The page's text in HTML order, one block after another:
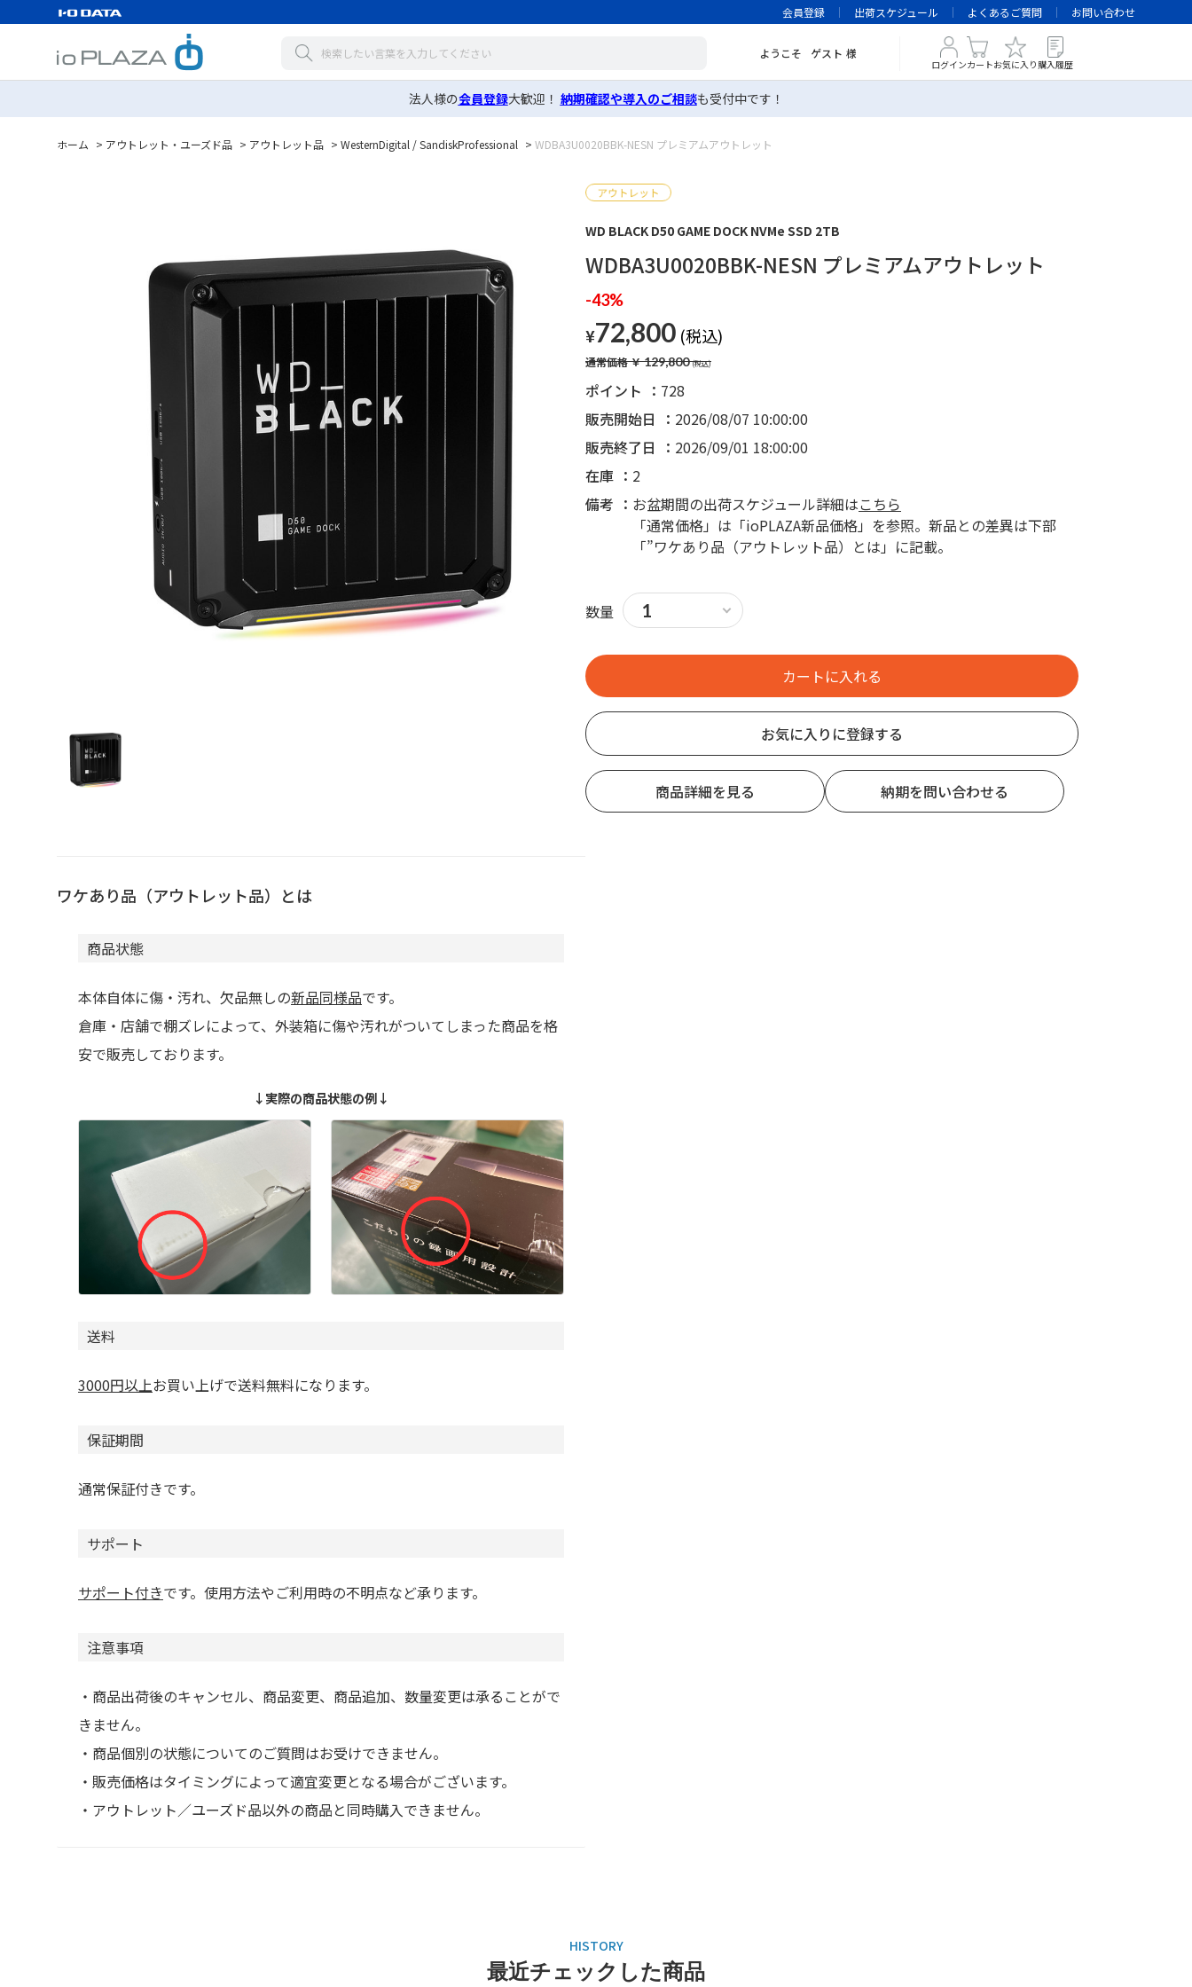
会員登録 出荷スケジュール よくあるご質問 お問い合わせ
ようこそ ゲスト 様
ログインカートお気に入り 購入履歴
法人様の会員登録大歓迎！ 納期確認や導入のご相談も受付中です！
ホーム > アウトレット・ユーズド品 > アウトレット品 > WesternDigital / SandiskProfessional > WDBA3U0020BBK-NESN プレミアムアウトレット
ワケあり品（アウトレット品）とは
商品状態
本体自体に傷・汚れ、欠品無しの新品同様品です。
倉庫・店舗で棚ズレによって、外装箱に傷や汚れがついてしまった商品を格
安で販売しております。
↓実際の商品状態の例↓
送料
3000円以上お買い上げで送料無料になります。
保証期間
通常保証付きです。
サポート
サポート付きです。使用方法やご利用時の不明点など承ります。
注意事項
・商品出荷後のキャンセル、商品変更、商品追加、数量変更は承ることがで
きません。
・商品個別の状態についてのご質問はお受けできません。
・販売価格はタイミングによって適宜変更となる場合がございます。
・アウトレット／ユーズド品以外の商品と同時購入できません。
WD BLACK D50 GAME DOCK NVMe SSD 2TB
WDBA3U0020BBK-NESN プレミアムアウトレット
-43%
¥72,800
通常価格￥129,800
販売開始日
2026/08/07 10:00:00
販売終了日
2026/09/01 18:00:00
ポイント 728
在庫
2
備考
お盆期間の出荷スケジュール詳細はこちら
「通常価格」は「ioPLAZA新品価格」を参照。新品との差異は下部
「”ワケあり品（アウトレット品）とは」に記載。
数量
お気に入りに登録する
商品詳細を見る 納期を問い合わせる
最近チェックした商品